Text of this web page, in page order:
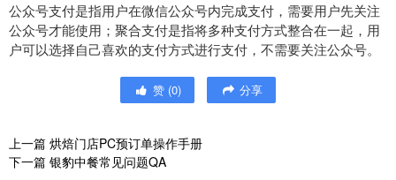
公众号支付是指用户在微信公众号内完成支付，需要用户先关注
公众号才能使用；聚合支付是指将多种支付方式整合在一起，用
户可以选择自己喜欢的支付方式进行支付，不需要关注公众号。
赞 (0) 分享
上一篇 烘焙门店PC预订单操作手册
下一篇 银豹中餐常见问题QA